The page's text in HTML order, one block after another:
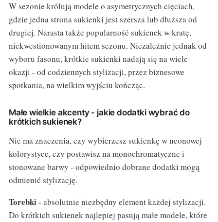
W sezonie królują modele o asymetrycznych cięciach,
gdzie jedna strona sukienki jest szersza lub dłuższa od
drugiej. Narasta także popularność sukienek w kratę,
niekwestionowanym hitem sezonu. Niezależnie jednak od
wyboru fasonu, krótkie sukienki nadają się na wiele
okazji - od codziennych stylizacji, przez biznesowe
spotkania, na wielkim wyjściu kończąc.
Małe wielkie akcenty - jakie dodatki wybrać do
krótkich sukienek?
Nie ma znaczenia, czy wybierzesz sukienkę w neonowej
kolorystyce, czy postawisz na monochromatyczne i
stonowane barwy - odpowiednio dobrane dodatki mogą
odmienić stylizację.
Torebki- absolutnie niezbędny element każdej stylizacji.
Do krótkich sukienek najlepiej pasują małe modele, które